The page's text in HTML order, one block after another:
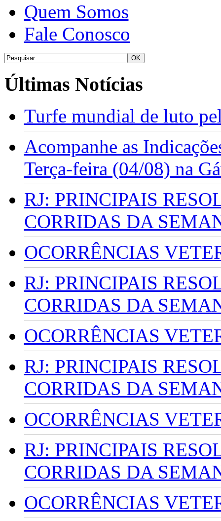
Quem Somos
Fale Conosco
Últimas Notícias
Turfe mundial de luto
Acompanhe as
Terça-feira (04/08) na
RJ: PRINCIPAIS
CORRIDAS DA
OCORRÊNCIAS
RJ: PRINCIPAIS
CORRIDAS DA
OCORRÊNCIAS
RJ: PRINCIPAIS
CORRIDAS DA
OCORRÊNCIAS
RJ: PRINCIPAIS
CORRIDAS DA
OCORRÊNCIAS